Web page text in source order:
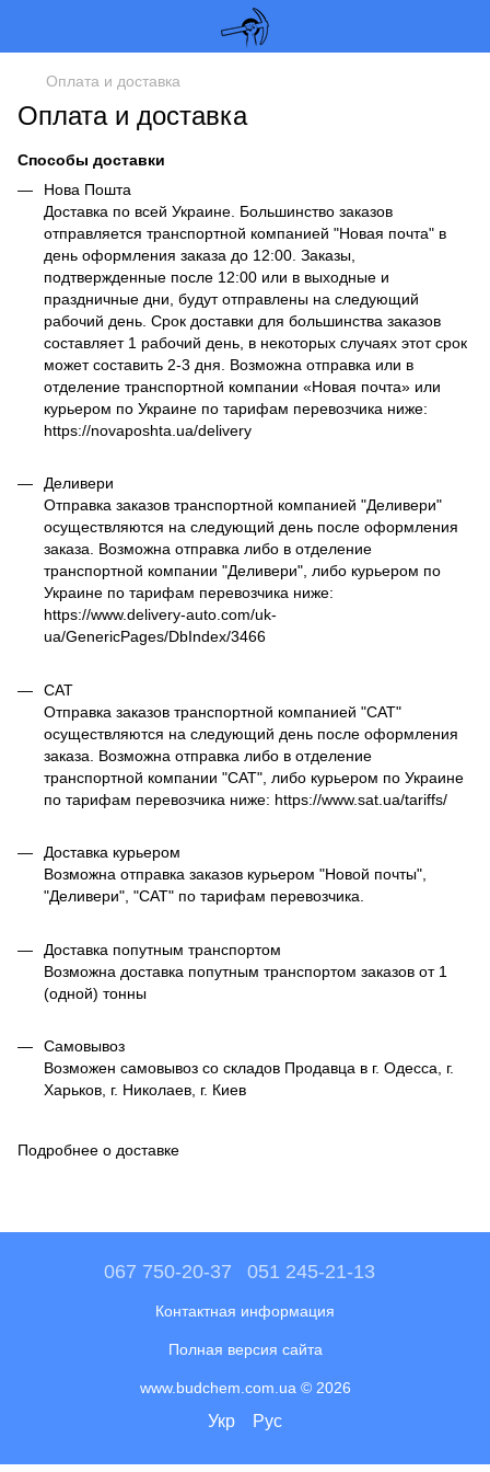
Оплата и доставка
Оплата и доставка
Способы доставки
Нова Пошта
Доставка по всей Украине. Большинство заказов
отправляется транспортной компанией "Новая почта" в
день оформления заказа до 12:00. Заказы,
подтвержденные после 12:00 или в выходные и
праздничные дни, будут отправлены на следующий
рабочий день. Срок доставки для большинства заказов
составляет 1 рабочий день, в некоторых случаях этот срок
может составить 2-3 дня. Возможна отправка или в
отделение транспортной компании «Новая почта» или
курьером по Украине по тарифам перевозчика ниже:
https://novaposhta.ua/delivery
Деливери
Отправка заказов транспортной компанией "Деливери"
осуществляются на следующий день после оформления
заказа. Возможна отправка либо в отделение
транспортной компании "Деливери", либо курьером по
Украине по тарифам перевозчика ниже:
https://www.delivery-auto.com/uk-
ua/GenericPages/DbIndex/3466
САТ
Отправка заказов транспортной компанией "САТ"
осуществляются на следующий день после оформления
заказа. Возможна отправка либо в отделение
транспортной компании "САТ", либо курьером по Украине
по тарифам перевозчика ниже: https://www.sat.ua/tariffs/
Доставка курьером
Возможна отправка заказов курьером "Новой почты",
"Деливери", "САТ" по тарифам перевозчика.
Доставка попутным транспортом
Возможна доставка попутным транспортом заказов от 1
(одной) тонны
Самовывоз
Возможен самовывоз со складов Продавца в г. Одесса, г.
Харьков, г. Николаев, г. Киев
Подробнее о доставке
067 750-20-37 051 245-21-13
Контактная информация
Полная версия сайта
www.budchem.com.ua © 2026
Укр Рус